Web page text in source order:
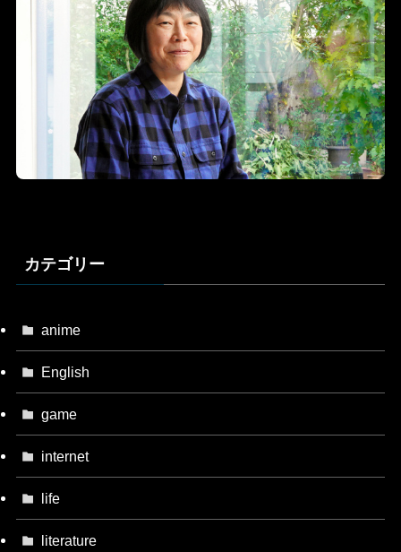
カテゴリー
anime
English
game
internet
life
literature